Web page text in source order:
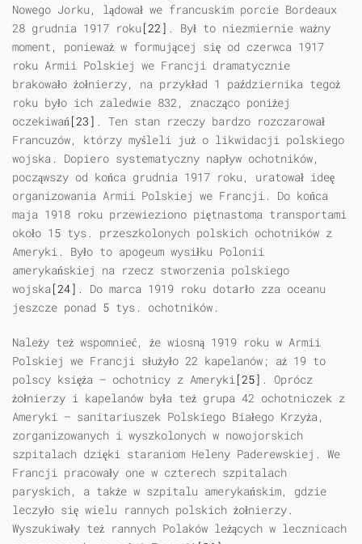
Nowego Jorku, lądował we francuskim porcie Bordeaux
28 grudnia 1917 roku [22] . Był to niezmiernie ważny
moment, ponieważ w formującej się od czerwca 1917
roku Armii Polskiej we Francji dramatycznie
brakowało żołnierzy, na przykład 1 października tegoż
roku było ich zaledwie 832, znacząco poniżej
oczekiwań[23] . Ten stan rzeczy bardzo rozczarował
Francuzów, którzy myśleli już o likwidacji polskiego
wojska. Dopiero systematyczny napływ ochotników,
począwszy od końca grudnia 1917 roku, uratował ideę
organizowania Armii Polskiej we Francji. Do końca
maja 1918 roku przewieziono piętnastoma transportami
około 15 tys. przeszkolonych polskich ochotników z
Ameryki. Było to apogeum wysiłku Polonii
amerykańskiej na rzecz stworzenia polskiego
wojska[24] . Do marca 1919 roku dotarło zza oceanu
jeszcze ponad 5 tys. ochotników.
Należy też wspomnieć, że wiosną 1919 roku w Armii
Polskiej we Francji służyło 22 kapelanów; aż 19 to
polscy księża — ochotnicy z Ameryki[25] . Oprócz
żołnierzy i kapelanów była też grupa 42 ochotniczek z
Ameryki — sanitariuszek Polskiego Białego Krzyża,
zorganizowanych i wyszkolonych w nowojorskich
szpitalach dzięki staraniom Heleny Paderewskiej. We
Francji pracowały one w czterech szpitalach
paryskich, a także w szpitalu amerykańskim, gdzie
leczyło się wielu rannych polskich żołnierzy.
Wyszukiwały też rannych Polaków leżących w lecznicach